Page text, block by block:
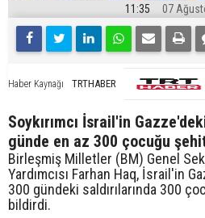
11:35 07
Haber Kaynağı TRTHABER
Soykırımcı İsrail'in
günde en az 300 çocuğu
Birleşmiş Milletler (BM) Genel
Yardımcısı Farhan Haq, İsrail'in
300 gündeki saldırılarında 300
bildirdi.